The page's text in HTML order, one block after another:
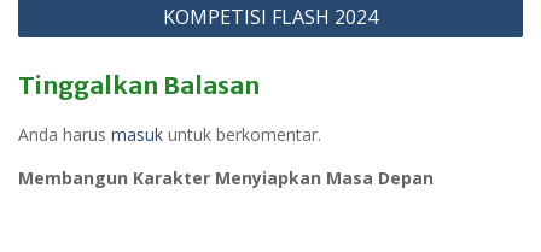
KOMPETISI FLASH 2024
Tinggalkan Balasan
Anda harus masuk untuk berkomentar.
Membangun Karakter Menyiapkan Masa Depan